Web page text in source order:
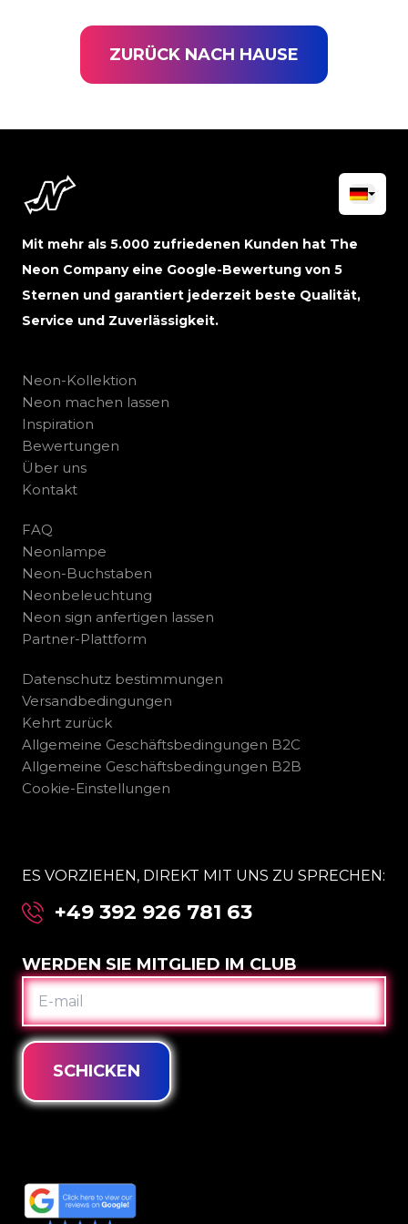
ZURÜCK NACH HAUSE
Mit mehr als 5.000 zufriedenen Kunden hat The
Neon Company eine Google-Bewertung von 5
Sternen und garantiert jederzeit beste Qualität,
Service und Zuverlässigkeit.
Neon-Kollektion
Neon machen lassen
Inspiration
Bewertungen
Über uns
Kontakt
FAQ
Neonlampe
Neon-Buchstaben
Neonbeleuchtung
Neon sign anfertigen lassen
Partner-Plattform
Datenschutz bestimmungen
Versandbedingungen
Kehrt zurück
Allgemeine Geschäftsbedingungen B2C
Allgemeine Geschäftsbedingungen B2B
Cookie-Einstellungen
ES VORZIEHEN, DIREKT MIT UNS ZU SPRECHEN:
+49 392 926 781 63
WERDEN SIE MITGLIED IM CLUB
E-
MAIL
SCHICKEN